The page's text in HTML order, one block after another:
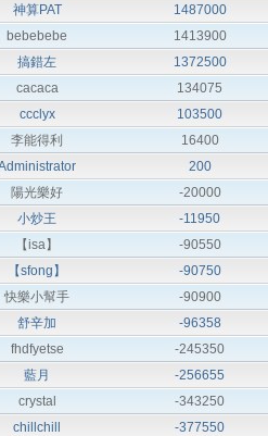
神算PAT
1487000
bebebebe
1413900
搞錯左
1372500
cacaca
134075
ccclyx
103500
李能得利
16400
200
陽光樂好
-20000
小炒王
-11950
【isa】
-90550
【sfong】
-90750
快樂小幫手
-90900
舒辛加
-96358
fhdfyetse
-245350
藍月
-256655
crystal
-343250
chillchill
-377550